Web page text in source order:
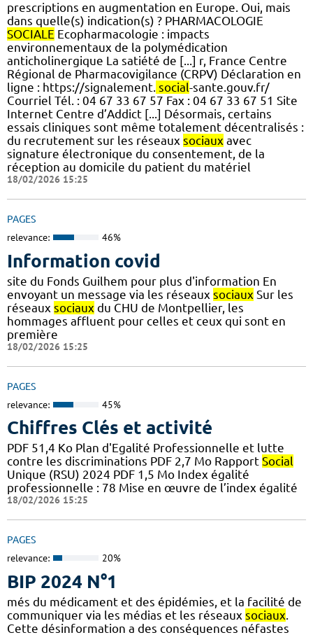
prescriptions en augmentation en Europe. Oui, mais
dans quelle(s) indication(s) ? PHARMACOLOGIE
SOCIALE Ecopharmacologie : impacts
environnementaux de la polymédication
anticholinergique La satiété de [...] r, France Centre
Régional de Pharmacovigilance (CRPV) Déclaration en
ligne : https://signalement. social-sante.gouv.fr/
Courriel Tél. : 04 67 33 67 57 Fax : 04 67 33 67 51 Site
Internet Centre d’Addict [...] Désormais, certains
essais cliniques sont même totalement décentralisés :
du recrutement sur les réseaux sociaux avec
signature électronique du consentement, de la
réception au domicile du patient du matériel
18/02/2026 15:25
PAGES
relevance: 46%
Information covid
site du Fonds Guilhem pour plus d'information En
envoyant un message via les réseaux sociaux Sur les
réseaux sociaux du CHU de Montpellier, les
hommages affluent pour celles et ceux qui sont en
première
18/02/2026 15:25
PAGES
relevance: 45%
Chiffres Clés et activité
PDF 51,4 Ko Plan d'Egalité Professionnelle et lutte
contre les discriminations PDF 2,7 Mo Rapport Social
Unique (RSU) 2024 PDF 1,5 Mo Index égalité
professionnelle : 78 Mise en œuvre de l’index égalité
18/02/2026 15:25
PAGES
relevance: 20%
BIP 2024 N°1
més du médicament et des épidémies, et la facilité de
communiquer via les médias et les réseaux sociaux.
Cette désinformation a des conséquences néfastes